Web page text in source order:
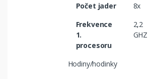
Počet jader
8x
Frekvence
1.
procesoru
2,2
GHZ
Hodiny/hodinky